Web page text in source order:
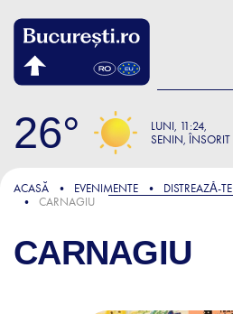
26 LUNI 11:24
SENIN, ÎNSORIT
ACASĂ EVENIMENTE DISTREAZǍ-TE
CARNAGIU
CARNAGIU